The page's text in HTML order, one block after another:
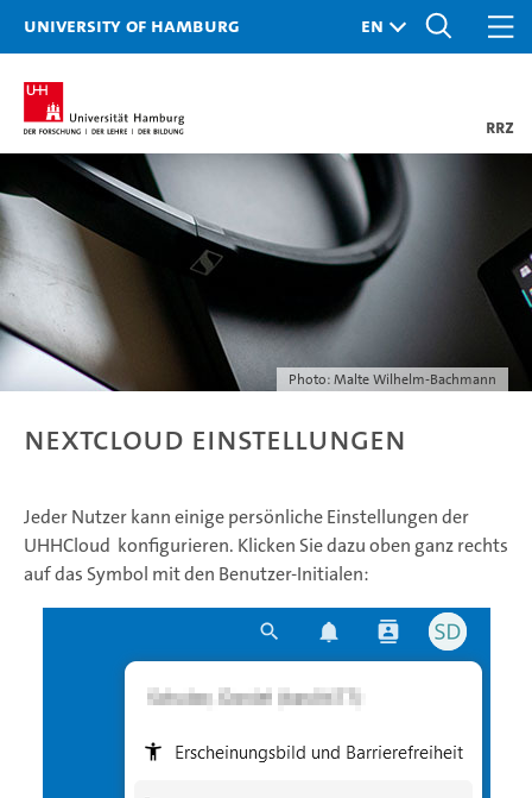
University of Hamburg
RRZ
Photo: Malte Wilhelm-Bachmann
Nextcloud Einstellungen
Jeder Nutzer kann einige persönliche Einstellungen der
UHHCloud konfigurieren. Klicken Sie dazu oben ganz rechts
auf das Symbol mit den Benutzer-Initialen: